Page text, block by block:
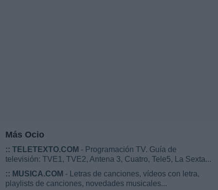
Más Ocio
:: TELETEXTO.COM - Programación TV. Guía de
televisión: TVE1, TVE2, Antena 3, Cuatro, Tele5, La Sexta...
:: MUSICA.COM - Letras de canciones, vídeos con letra,
playlists de canciones, novedades musicales...